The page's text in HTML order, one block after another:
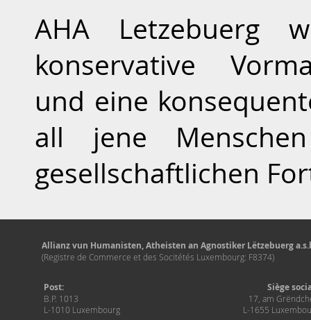
AHA Letzebuerg
konservative
und eine
all jene
gesellschaftlichen
Allianz vun Humanisten, Atheisten an Agnostiker Lëtzebuerg
(Registre de Commerce et des Socitétés Luxembourg: F8374)
Post:
B.P. 1013
L-1010 Luxembourg
Siège
17, am
L-1655